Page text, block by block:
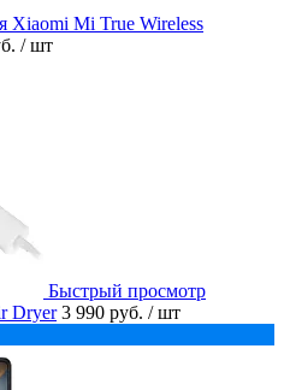
Xiaomi Mi True Wireless
/ шт
Быстрый просмотр
Dryer 3 990 руб. / шт